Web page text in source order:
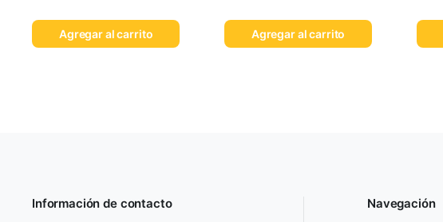
Agregar al carrito Agregar al carrito
Información de contacto Navegación